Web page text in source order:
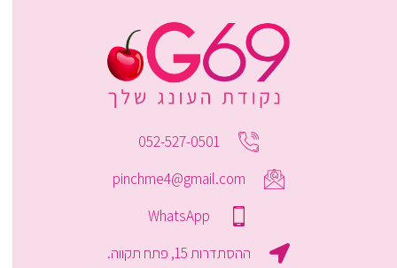
052-527-0501
pinchme4@gmail.com
WhatsApp
ההסתדרות 15, פתח תקווה.